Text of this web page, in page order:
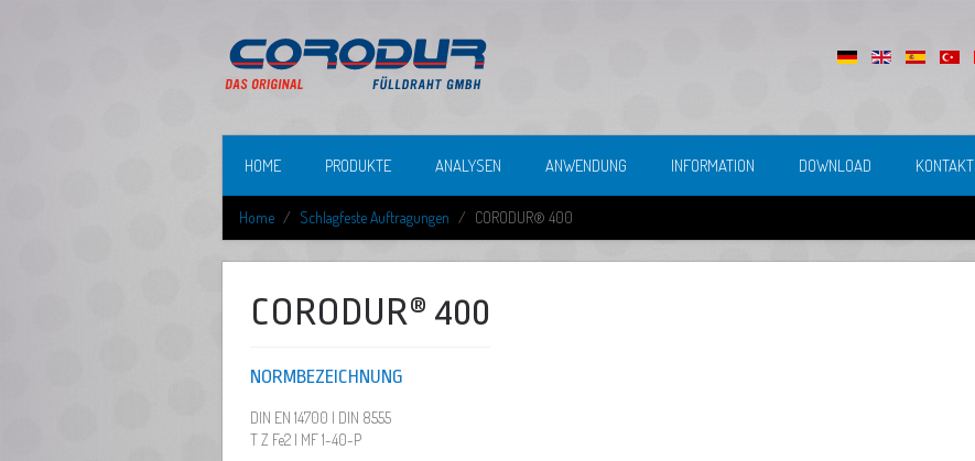
HOME PRODUKTE ANALYSEN ANWENDUNG INFORMATION DOWNLOAD KONTAKT
Home Schlagfeste Auftragungen CORODUR® 400
CORODUR® 400
NORMBEZEICHNUNG
DIN EN 14700 | DIN 8555
T Z Fe2 | MF 1-40-P